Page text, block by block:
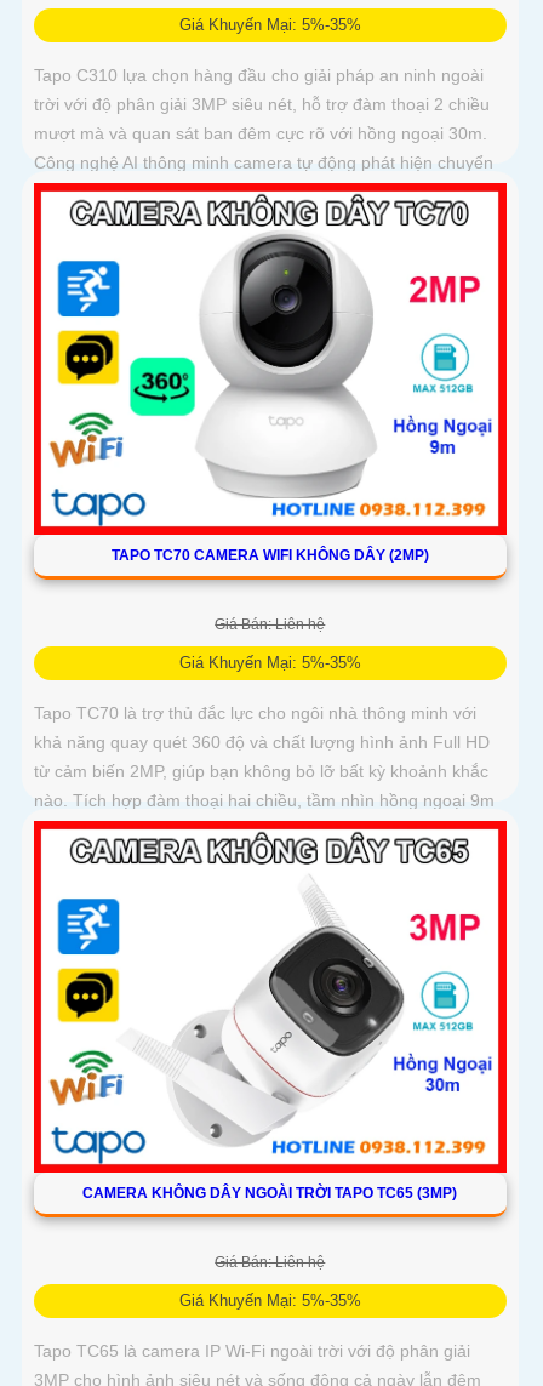
Giá Khuyến Mại: 5%-35%
Tapo C310 lựa chọn hàng đầu cho giải pháp an ninh ngoài
trời với độ phân giải 3MP siêu nét, hỗ trợ đàm thoại 2 chiều
mượt mà và quan sát ban đêm cực rõ với hồng ngoại 30m.
Công nghệ AI thông minh camera tự động phát hiện chuyển
động, bật còi hú và đèn cảnh báo kịp thời, bảo vệ an toàn
tuyệt đối
TAPO TC70 CAMERA WIFI KHÔNG DÂY (2MP)
Giá Bán: Liên hệ
Giá Khuyến Mại: 5%-35%
Tapo TC70 là trợ thủ đắc lực cho ngôi nhà thông minh với
khả năng quay quét 360 độ và chất lượng hình ảnh Full HD
từ cảm biến 2MP, giúp bạn không bỏ lỡ bất kỳ khoảnh khắc
nào. Tích hợp đàm thoại hai chiều, tầm nhìn hồng ngoại 9m
rõ nét trong đêm và hỗ trợ thẻ nhớ lên đến 512GB, camera
lưu giữ mọi diễn biến quan trọng và tính năng phát hiện
chuyển động thông minh và gửi cảnh báo
CAMERA KHÔNG DÂY NGOÀI TRỜI TAPO TC65 (3MP)
Giá Bán: Liên hệ
Giá Khuyến Mại: 5%-35%
Tapo TC65 là camera IP Wi-Fi ngoài trời với độ phân giải
3MP cho hình ảnh siêu nét và sống động cả ngày lẫn đêm